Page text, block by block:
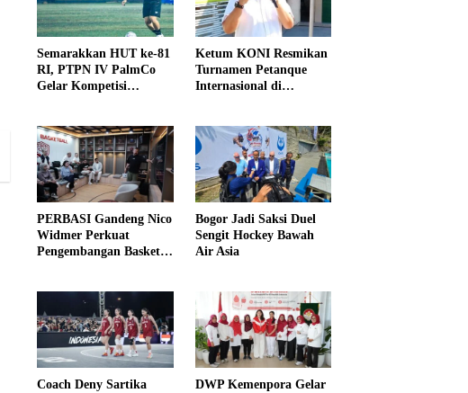
Semarakkan HUT ke-81
RI, PTPN IV PalmCo
Gelar Kompetisi
Ketum KONI Resmikan
Turnamen Petanque
Internasional di
PERBASI Gandeng Nico
Widmer Perkuat
Pengembangan Basket
Bogor Jadi Saksi Duel
Sengit Hockey Bawah
Air Asia
Coach Deny Sartika
DWP Kemenpora Gelar